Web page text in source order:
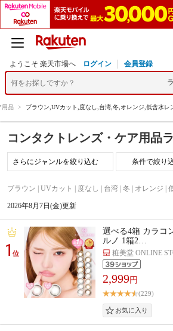
ようこそ 楽天市場へ ログイン 会員登録
用品 > ブラウン,UVカット,度なし,台湾,冬,オレンジ,低含水レ
コンタクトレンズ・ケア用品
条件で絞り
ブラウン | UVカット | 度なし | 台湾 | 冬 | オレンジ |
2026年8月7日(金)更新
1位
選べる4箱 カラコ
ルノ 1箱2…
粧美堂 ONLINE
2,999円
(229)